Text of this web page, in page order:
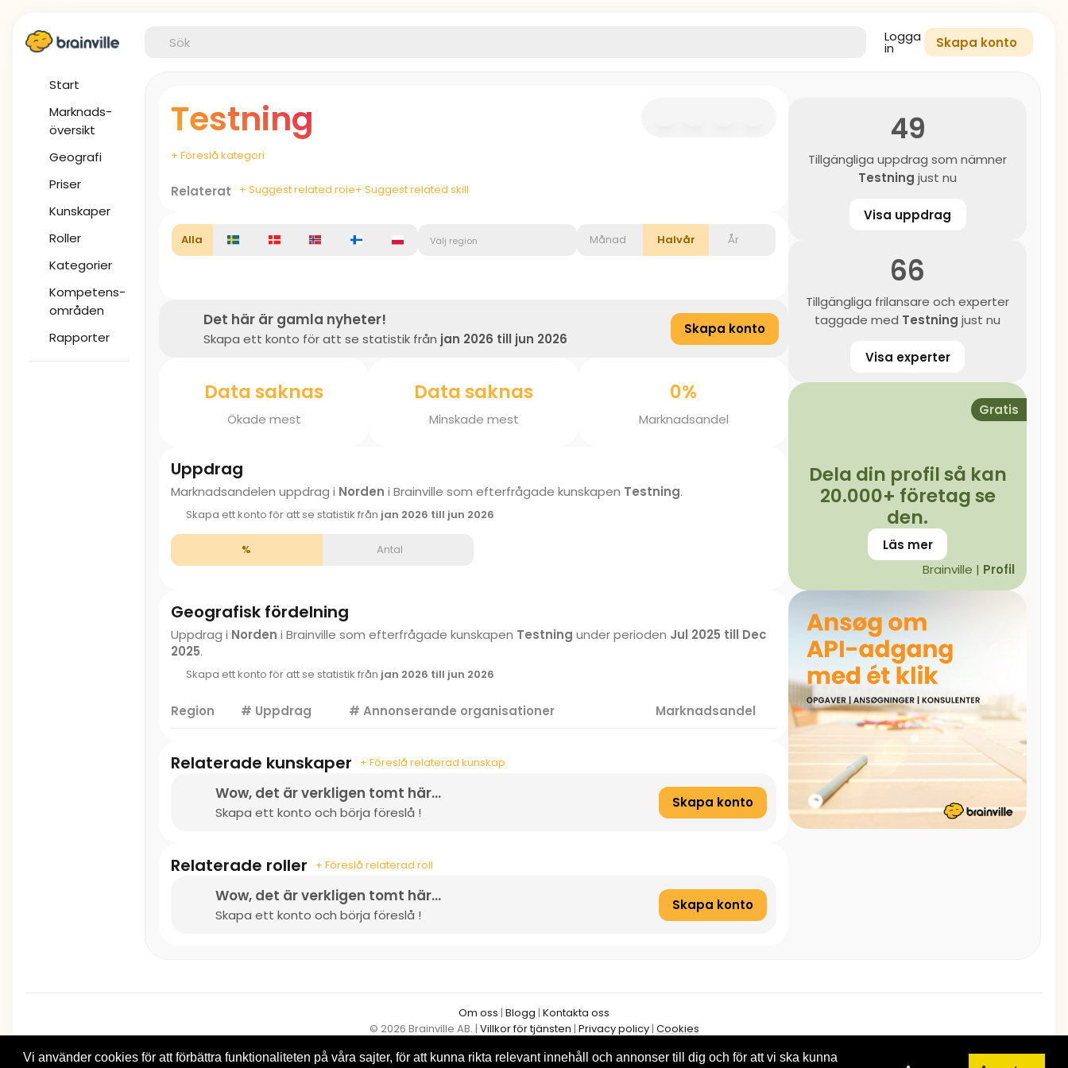
Start
Marknads-
översikt
Geografi
Priser
Kunskaper
Roller
Kategorier
Kompetens-
områden
Rapporter
Logga
in Skapa konto
Testning
+ Föreslå kategori
Relaterat + Suggest related role+ Suggest related skill
Alla Välj region Månad Halvår År
Det här är gamla nyheter!
Skapa ett konto för att se statistik från jan 2026 till jun 2026
Skapa konto
Data saknas
Ökade mest
Data saknas
Minskade mest
0%
Marknadsandel
Uppdrag
Marknadsandelen uppdrag i Norden i Brainville som efterfrågade kunskapen Testning.
Skapa ett konto för att se statistik från jan 2026 till jun 2026
% Antal
Geografisk fördelning
Uppdrag i Norden i Brainville som efterfrågade kunskapen Testning under perioden Jul 2025 till Dec
2025.
Skapa ett konto för att se statistik från jan 2026 till jun 2026
Region # Uppdrag # Annonserande organisationer Marknadsandel
Relaterade kunskaper + Föreslå relaterad kunskap
Wow, det är verkligen tomt här...
Skapa ett konto och börja föreslå !
Skapa konto
Relaterade roller + Föreslå relaterad roll
Wow, det är verkligen tomt här...
Skapa ett konto och börja föreslå !
Skapa konto
49
Tillgängliga uppdrag som nämner
Testning just nu
Visa uppdrag
66
Tillgängliga frilansare och experter
taggade med Testning just nu
Visa experter
Gratis
Dela din profil så kan
20.000+ företag se
den.
Läs mer
Brainville | Profil
Om oss | Blogg | Kontakta oss
© 2026 Brainville AB. | Villkor för tjänsten | Privacy policy| Cookies
Byt språk:
Vi använder cookies för att förbättra funktionaliteten på våra sajter, för att kunna rikta relevant innehåll och annonser till dig och för att vi ska kunna